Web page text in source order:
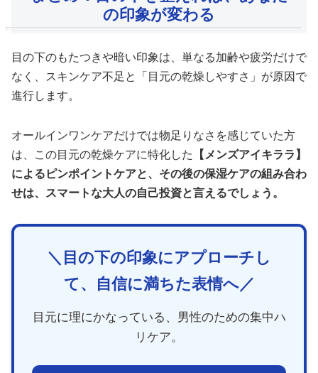
の印象が変わる
目の下のもたつきや暗い印象は、単なる加齢や疲労だけで
なく、スキンケア不足と「目元の乾燥しやすさ」が原因で
進行します。
オールインワンケアだけでは物足りなさを感じていた方
は、この目元の乾燥ケアに特化した
【メンズアイキララ】
によるピンポイントケアと、その後の保湿ケアの組み合わ
せは、スマートな大人の自己投資と言えるでしょう。
＼目の下の印象にアプローチし
て、自信に満ちた表情へ／
目元に理にかなっている、男性のための集中ハ
リケア。